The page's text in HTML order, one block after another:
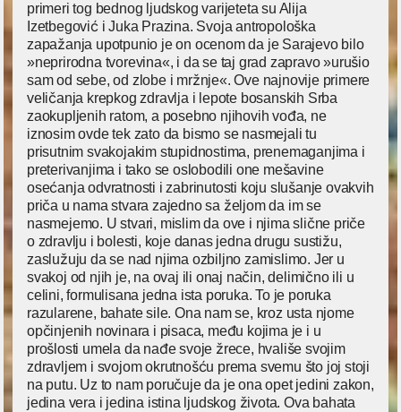
primeri tog bednog ljudskog varijeteta su Alija
Izetbegović i Juka Prazina. Svoja antropološka
zapažanja upotpunio je on ocenom da je Sarajevo bilo
»neprirodna tvorevina«, i da se taj grad zapravo »urušio
sam od sebe, od zlobe i mržnje«. Ove najnovije primere
veličanja krepkog zdravlja i lepote bosanskih Srba
zaokupljenih ratom, a posebno njihovih vođa, ne
iznosim ovde tek zato da bismo se nasmejali tu
prisutnim svakojakim stupidnostima, prenemaganjima i
preterivanjima i tako se oslobodili one mešavine
osećanja odvratnosti i zabrinutosti koju slušanje ovakvih
priča u nama stvara zajedno sa željom da im se
nasmejemo. U stvari, mislim da ove i njima slične priče
o zdravlju i bolesti, koje danas jedna drugu sustižu,
zaslužuju da se nad njima ozbiljno zamislimo. Jer u
svakoj od njih je, na ovaj ili onaj način, delimično ili u
celini, formulisana jedna ista poruka. To je poruka
razularene, bahate sile. Ona nam se, kroz usta njome
opčinjenih novinara i pisaca, među kojima je i u
prošlosti umela da nađe svoje žrece, hvališe svojim
zdravljem i svojom okrutnošću prema svemu što joj stoji
na putu. Uz to nam poručuje da je ona opet jedini zakon,
jedina vera i jedina istina ljudskog života. Ova bahata